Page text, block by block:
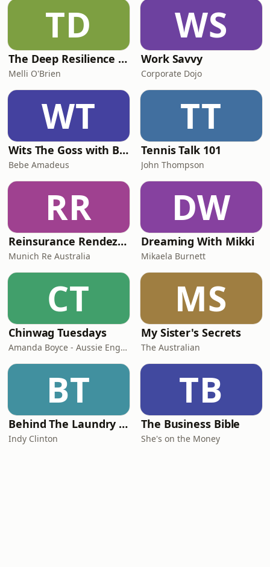
TD
The Deep Resilience Podcast
Melli O'Brien
WS
Work Savvy
Corporate Dojo
WT
Wits The Goss with Bebe & Oceanlea Amadeus
Bebe Amadeus
TT
Tennis Talk 101
John Thompson
RR
Reinsurance Rendezvous
Munich Re Australia
DW
Dreaming With Mikki
Mikaela Burnett
CT
Chinwag Tuesdays
Amanda Boyce - Aussie English with Amanda
MS
My Sister's Secrets
The Australian
BT
Behind The Laundry Door
Indy Clinton
TB
The Business Bible
She's on the Money